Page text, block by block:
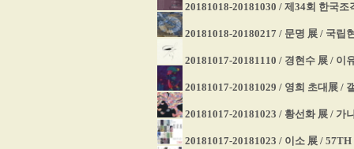
20181018-20181030 / 제34회 한국
20181018-20180217 / 문명 展 / 국립
20181017-20181110 / 경현수 展 / 이
20181017-20181029 / 영희 초대展 /
20181017-20181023 / 황선화 展 / 가
20181017-20181023 / 이소 展 /